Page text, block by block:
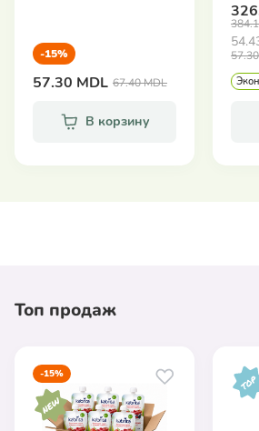
-15%
57.30 MDL 67.40 MDL
В корзину
Топ продаж
-15%